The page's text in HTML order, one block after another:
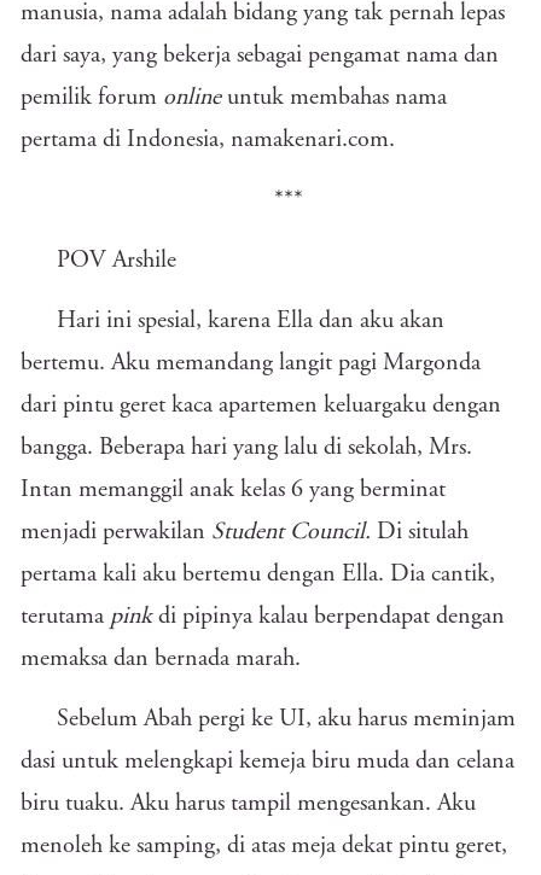
manusia, nama adalah bidang yang tak pernah lepas
dari saya, yang bekerja sebagai pengamat nama dan
pemilik forum onlineuntuk membahas nama
pertama di Indonesia, namakenari.com.
***
POV Arshile
Hari ini spesial, karena Ella dan aku akan
bertemu. Aku memandang langit pagi Margonda
dari pintu geret kaca apartemen keluargaku dengan
bangga. Beberapa hari yang lalu di sekolah, Mrs.
Intan memanggil anak kelas 6 yang berminat
menjadi perwakilan Student Council. Di situlah
pertama kali aku bertemu dengan Ella. Dia cantik,
terutama pink di pipinya kalau berpendapat dengan
memaksa dan bernada marah.
Sebelum Abah pergi ke UI, aku harus meminjam
dasi untuk melengkapi kemeja biru muda dan celana
biru tuaku. Aku harus tampil mengesankan. Aku
menoleh ke samping, di atas meja dekat pintu geret,